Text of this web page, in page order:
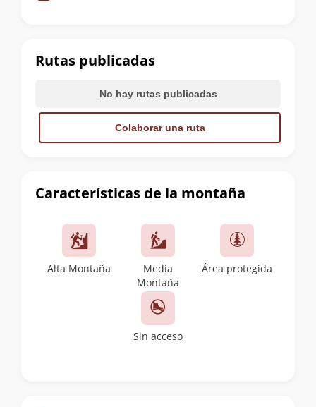
de
cumbre
Características de la montaña
Alta Montaña
Media
Montaña
Área protegida
Sin acceso
Rutas publicadas
No hay rutas publicadas
Colaborar una ruta